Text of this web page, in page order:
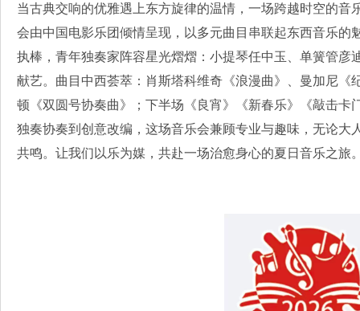
当古典交响的优雅遇上东方旋律的温情，一场跨越时空的音
会由中国电影乐团倾情呈现，以多元曲目串联起东西音乐的
执棒，青年独奏家阵容星光熠熠：小提琴任中玉、单簧管彦
献艺。曲目中西荟萃：肖斯塔科维奇《浪漫曲》、曼加尼《
顿《双圆号协奏曲》；下半场《良宵》《新春乐》《敲击卡
独奏协奏到创意改编，这场音乐会兼顾专业与趣味，无论大
共鸣。让我们以乐为媒，共赴一场治愈身心的夏日音乐之旅